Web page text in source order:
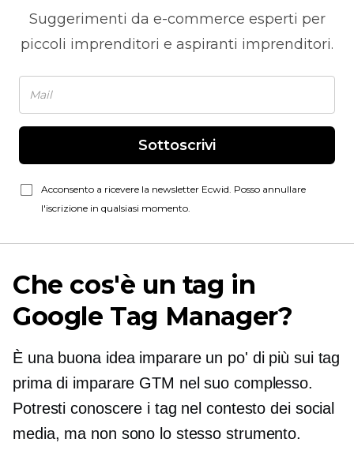
Suggerimenti da e-commerce esperti per
piccoli imprenditori e aspiranti imprenditori.
Sottoscrivi
Acconsento a ricevere la newsletter Ecwid. Posso annullare
l'iscrizione in qualsiasi momento.
Che cos'è un tag in
Google Tag Manager?
È una buona idea imparare un po' di più sui tag
prima di imparare GTM nel suo complesso.
Potresti conoscere i tag nel contesto dei social
media, ma non sono lo stesso strumento.